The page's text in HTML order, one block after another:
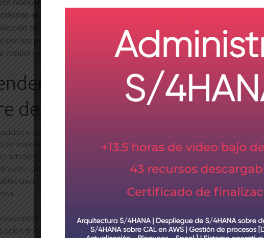
manuales e ineficiencias relacionadas con los procesos
el tiempo y los recursos y perfeccionar la gestión del catálogo
de los mejores proveedores
con los proveedores
control y conocimiento de la normativa de cumplimiento.
cómo funciona un
de adquisición a pago
a pago es como un salvavidas que fortalece el proceso de compra de
de manera más rápida y eficiente. Se puede integrar fácilmente con su ERP y
actuales, como SAP S/4HANA o
. Cuando busca
la interfaz de usuario intuitiva del software P2P lo ayuda a evaluar las
identificando aquellas que se alinean con las políticas y el propósito
realizar el pedido, el software le ayudará a generar órdenes de compra.
orden de compra se envía para su aprobación junto con los flujos de trabajo